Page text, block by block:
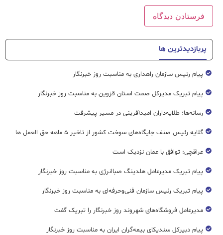
پربازدیدترین ها
پیام رئیس سازمان راهداری به مناسبت روز خبرنگار
پیام تبریک مدیرکل صمت استان قزوین به مناسبت روز خبرنگار
رسانه‌ها؛ طلایه‌داران امیدآفرینی در مسیر پیشرفت
گلایه رئیس صنف جایگاه‌های سوخت کشور از تاخیر ۵ ماهه حق العمل ها
عراقچی: توافق با عمان نزدیک است
پیام تبریک مدیرعامل هلدینگ صباانرژی به مناسبت روز خبرنگار
پیام تبریک رئیس سازمان فنی‌و‌حرفه‌ای به مناسبت روز خبرنگار
مدیرعامل فروشگاه‌های شهروند روز خبرنگار را تبریک گفت
پیام دبیرکل سندیکای بیمه‌گران ایران به مناسبت روز خبرنگار